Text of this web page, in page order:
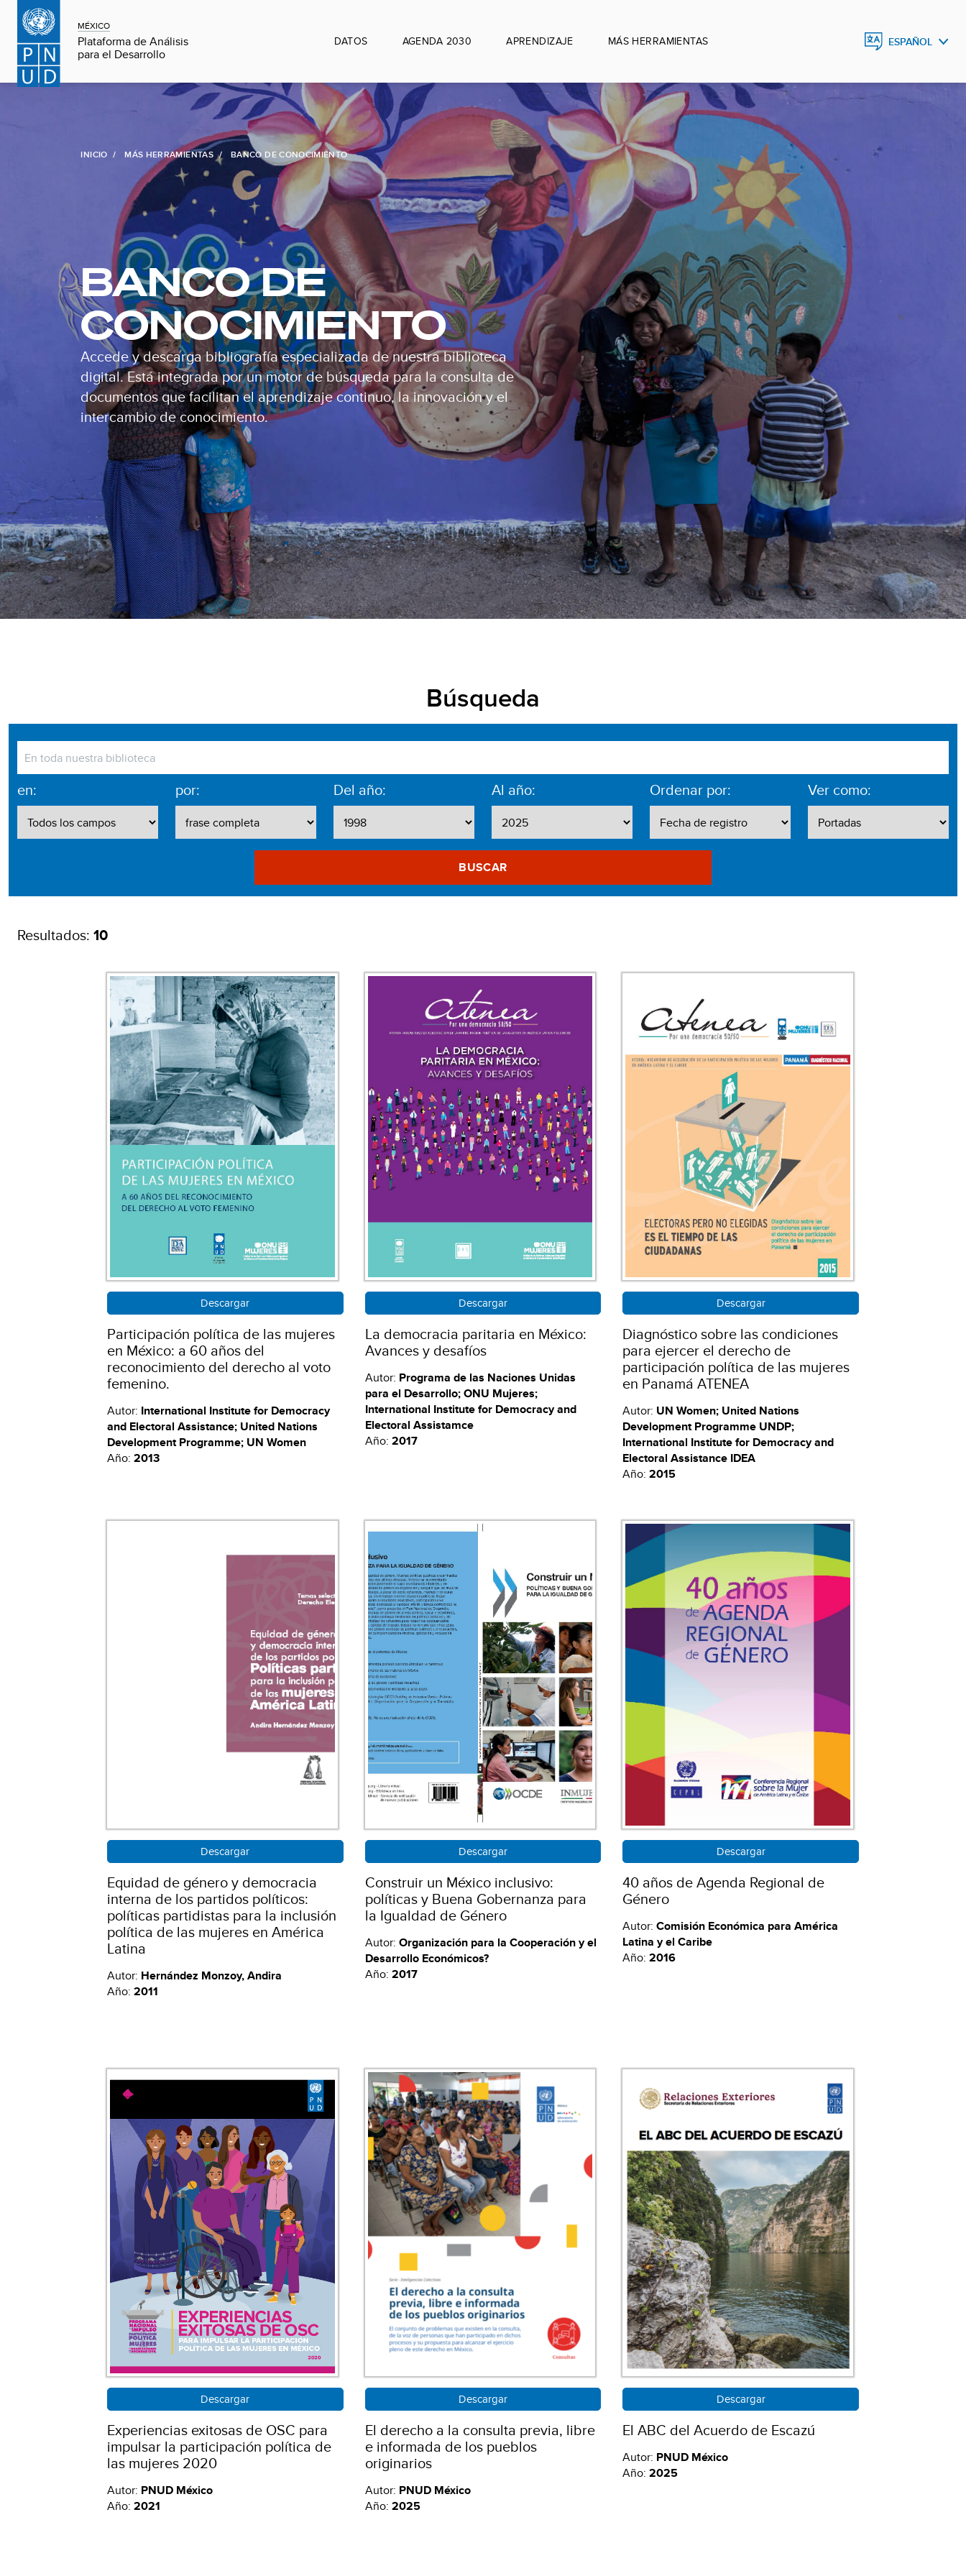
MÉXICO
Plataforma de Análisis
para el Desarrollo
DATOS AGENDA 2030 APRENDIZAJE MÁS HERRAMIENTAS
ESPAÑOL
ENGLISH
INICIO MÁS HERRAMIENTAS BANCO DE CONOCIMIENTO
BANCO DE
CONOCIMIENTO
Accede y descarga bibliografía especializada de nuestra biblioteca
digital. Está integrada por un motor de búsqueda para la consulta de
documentos que facilitan el aprendizaje continuo, la innovación y el
intercambio de conocimiento.
Búsqueda
en: por: Del año: Al año: Ordenar por: Ver como:
BUSCAR
Resultados: 10
Descargar
Participación política de las mujeres
en México: a 60 años del
reconocimiento del derecho al voto
femenino.
Autor: International Institute for Democracy
and Electoral Assistance; United Nations
Development Programme; UN Women
Año: 2013
Descargar
La democracia paritaria en México:
Avances y desafíos
Autor: Programa de las Naciones Unidas
para el Desarrollo; ONU Mujeres;
International Institute for Democracy and
Electoral Assistamce
Año: 2017
Descargar
Diagnóstico sobre las condiciones
para ejercer el derecho de
participación política de las mujeres
en Panamá ATENEA
Autor: UN Women; United Nations
Development Programme UNDP;
International Institute for Democracy and
Electoral Assistance IDEA
Año:2015
Descargar
Equidad de género y democracia
interna de los partidos políticos:
políticas partidistas para la inclusión
política de las mujeres en América
Latina
Autor: Hernández Monzoy, Andira
Año: 2011
Descargar
Construir un México inclusivo:
políticas y Buena Gobernanza para
la Igualdad de Género
Autor: Organización para la Cooperación y el
Desarrollo Económicos?
Año: 2017
Descargar
40 años de Agenda Regional de
Género
Autor:Comisión Económica para América
Latina y el Caribe
Año:2016
Descargar
Experiencias exitosas de OSC para
impulsar la participación política de
las mujeres 2020
Autor: PNUD México
Año: 2021
Descargar
El derecho a la consulta previa, libre
e informada de los pueblos
originarios
Autor: PNUD México
Año: 2025
Descargar
El ABC del Acuerdo de Escazú
Autor: PNUD México
Año:2025